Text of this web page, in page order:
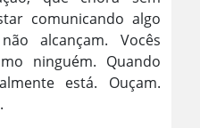
comunicando algo
alcançam. Vocês
ninguém. Quando
está. Ouçam.